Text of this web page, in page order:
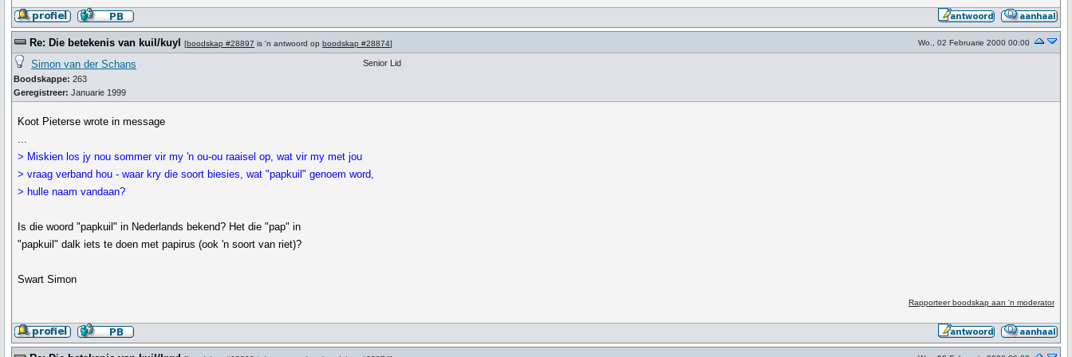
Re: Die betekenis van kuil/kuyl [boodskap #28897 is 'n antwoord op boodskap #28874] Wo., 02 Februarie 2000 00:00
Simon van der Schans
Boodskappe: 263
Geregistreer: Januarie 1999
Senior Lid
Koot Pieterse wrote in message
...
> Miskien los jy nou sommer vir my 'n ou-ou raaisel op, wat vir my met jou
> vraag verband hou - waar kry die soort biesies, wat "papkuil" genoem word,
> hulle naam vandaan?
Is die woord "papkuil" in Nederlands bekend? Het die "pap" in
"papkuil" dalk iets te doen met papirus (ook 'n soort van riet)?
Swart Simon
Rapporteer boodskap aan 'n moderator